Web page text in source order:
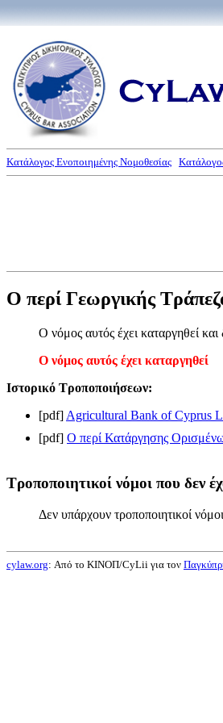
Κατάλογος Ενοποιημένης Νομοθεσίας
Ο περί Γεωργικής
Ο νόμος αυτός έχει καταργηθεί
Ο νόμος αυτός έχει καταργηθεί
Ιστορικό Τροποποιήσεων:
[pdf] Agricultural Bank of Cyprus
[pdf] Ο περί Κατάργησης
Τροποποιητικοί νόμοι που δεν
Δεν υπάρχουν τροποποιητικοί
cylaw.org: Από το ΚΙΝOΠ/CyLii για τον